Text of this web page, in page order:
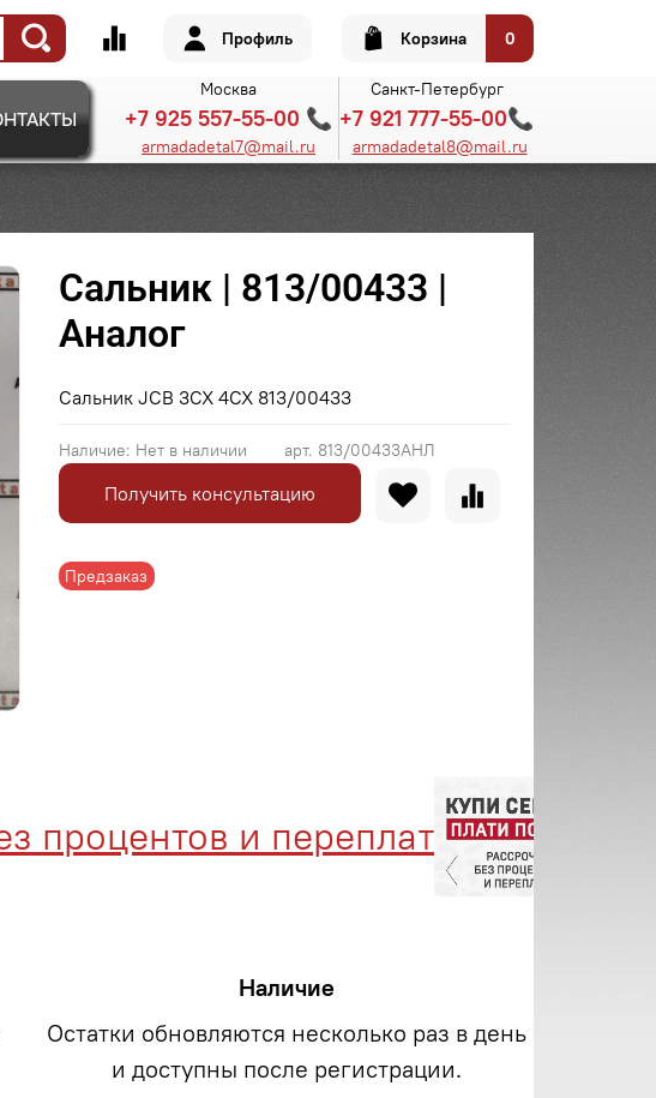
Профиль Корзина 0
Москва Санкт-Петербург
+7 925 557-55-00 📞 +7 921 777-55-00📞
armadadetal7@mail.ru armadadetal8@mail.ru
арт. 813/00433АНЛ
Наличие: Нет в наличии
Предзаказ
Сальник | 813/00433 |
Аналог
Получить консультацию
Сальник JCB 3CX 4CX 813/00433
и переплат
Наличие
Остатки обновляются несколько раз в день
и доступны после регистрации.